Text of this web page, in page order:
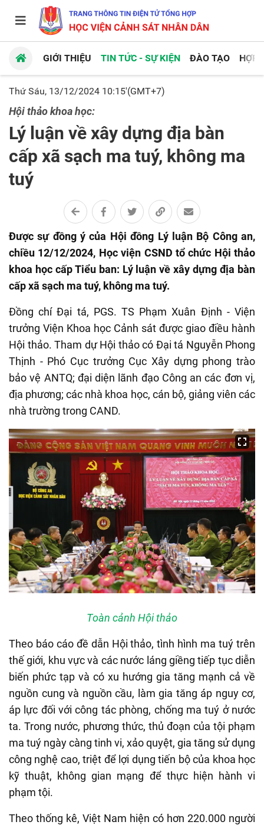
GIỚI THIỆU TIN TỨC - SỰ KIỆN ĐÀO TẠO HỢP
Thứ Sáu, 13/12/2024 10:15'(GMT+7)
Hội thảo khoa học:
Lý luận về xây dựng địa bàn
cấp xã sạch ma tuý, không ma
tuý
Được sự đồng ý của Hội đồng Lý luận Bộ Công an,
chiều 12/12/2024, Học viện CSND tổ chức Hội thảo
khoa học cấp Tiểu ban: Lý luận về xây dựng địa bàn
cấp xã sạch ma tuý, không ma tuý.
Đồng chí Đại tá, PGS. TS Phạm Xuân Định - Viện
trưởng Viện Khoa học Cảnh sát được giao điều hành
Hội thảo. Tham dự Hội thảo có Đại tá Nguyễn Phong
Thịnh - Phó Cục trưởng Cục Xây dựng phong trào
bảo vệ ANTQ; đại diện lãnh đạo Công an các đơn vị,
địa phương; các nhà khoa học, cán bộ, giảng viên các
nhà trường trong CAND.
Toàn cảnh Hội thảo
Theo báo cáo đề dẫn Hội thảo, tình hình ma tuý trên
thế giới, khu vực và các nước láng giềng tiếp tục diễn
biến phức tạp và có xu hướng gia tăng mạnh cả về
nguồn cung và nguồn cầu, làm gia tăng áp nguy cơ,
áp lực đối với công tác phòng, chống ma tuý ở nước
ta. Trong nước, phương thức, thủ đoạn của tội phạm
ma tuý ngày càng tinh vi, xảo quyệt, gia tăng sử dụng
công nghệ cao, triệt để lợi dụng tiến bộ của khoa học
kỹ thuật, không gian mạng để thực hiện hành vi
phạm tội.
Theo thống kê, Việt Nam hiện có hơn 220.000 người